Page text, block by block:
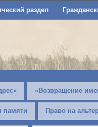
раздел
«Возвращение
памяти Право на